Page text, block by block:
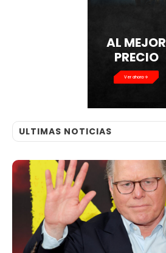
AL MEJOR
PRECIO
Ver ahora
ULTIMAS NOTICIAS